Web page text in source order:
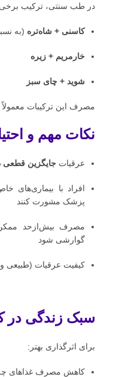
در طب سنتی، ترکیب برخی
کاسنی + شاه‌تره (به
خارمریم + زیره
شوید + چای سبز
مصرف این ترکیبات معمولاً به مدت ۴ تا ۸ هفته
نکات مهم و
عرقیات جایگزین قطعی
افراد با بیماری‌های
پزشک مشورت کنند
مصرف بیش‌ازحد
گوارشی شود
کیفیت عرقیات (طبیعی
سبک زندگی در
برای اثرگذاری بهتر:
کاهش مصرف غذاهای